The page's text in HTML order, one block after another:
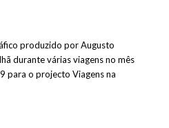
produzido por Augusto
durante várias viagens no mês
para o projecto Viagens na